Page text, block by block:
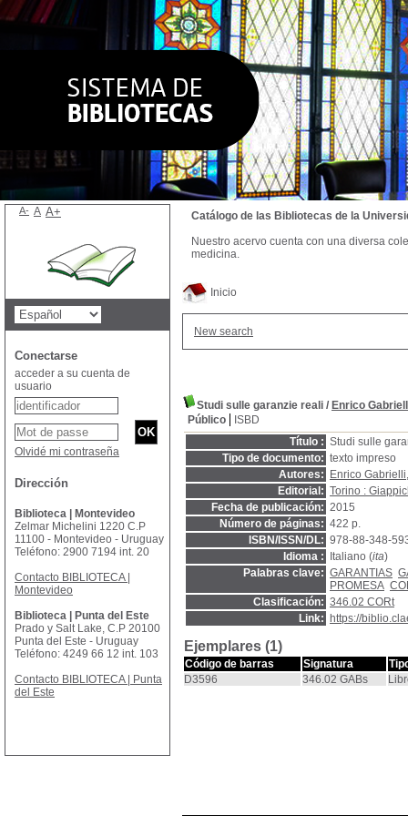
Inicio
New search
Studi sulle garanzie reali / Enrico
Público
ISBD
Título : Studi sulle
Tipo de documento: texto impreso
Autores:
Enrico Gabrielli
Editorial: Torino :
Fecha de publicación: 2015
Número de páginas: 422 p.
ISBN/ISSN/DL: 978-88-348-
Idioma :
Italiano (ita)
Palabras clave: GARANTIAS
PROMESA
Clasificación: 346.02 CORt
Link:
https://
Ejemplares (1)
Código de barras Signatura
D3596
346.02 GABs
Catálogo de las Bibliotecas de la
Nuestro acervo cuenta con una diversa
medicina.
A- A A+
Conectarse
acceder a su cuenta de
usuario
Olvidé mi contraseña
Dirección
Biblioteca | Montevideo
Zelmar Michelini 1220 C.P
11100 - Montevideo - Uruguay
Teléfono: 2900 7194 int. 20
Contacto BIBLIOTECA |
Montevideo
Biblioteca | Punta del Este
Prado y Salt Lake, C.P 20100
Punta del Este - Uruguay
Teléfono: 4249 66 12 int. 103
Contacto BIBLIOTECA | Punta
del Este